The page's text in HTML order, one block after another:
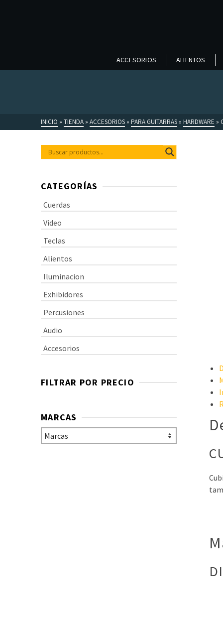
ACCESORIOS ALIENTOS
INICIO » TIENDA » ACCESORIOS » PARA GUITARRAS » HARDWARE »
CATEGORÍAS
Cuerdas
Video
Teclas
Alientos
Iluminacion
Exhibidores
Percusiones
Audio
Accesorios
FILTRAR POR PRECIO
MARCAS